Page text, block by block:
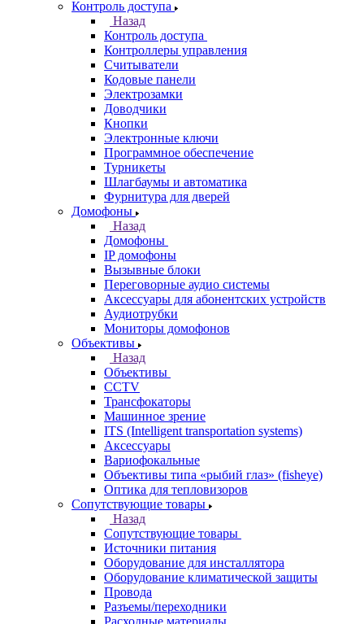
Контроль доступа
Назад
Контроль доступа
Контроллеры управления
Считыватели
Кодовые панели
Электрозамки
Доводчики
Кнопки
Электронные ключи
Программное обеспечение
Турникеты
Шлагбаумы и автоматика
Фурнитура для дверей
Домофоны
Назад
Домофоны
IP домофоны
Вызывные блоки
Переговорные аудио системы
Аксессуары для абонентских устройств
Аудиотрубки
Мониторы домофонов
Объективы
Назад
Объективы
CCTV
Трансфокаторы
Машинное зрение
ITS (Intelligent transportation systems)
Аксессуары
Вариофокальные
Объективы типа «рыбий глаз» (fisheye)
Оптика для тепловизоров
Сопутствующие товары
Назад
Сопутствующие товары
Источники питания
Оборудование для инсталлятора
Оборудование климатической защиты
Провода
Разъемы/переходники
Расходные материалы